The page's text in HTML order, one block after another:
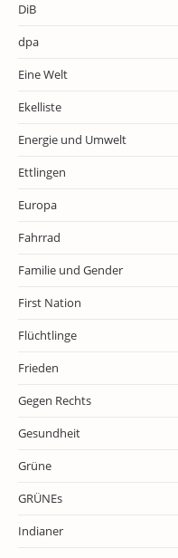
DiB
dpa
Eine Welt
Ekelliste
Energie und Umwelt
Ettlingen
Europa
Fahrrad
Familie und Gender
First Nation
Flüchtlinge
Frieden
Gegen Rechts
Gesundheit
Grüne
GRÜNEs
Indianer